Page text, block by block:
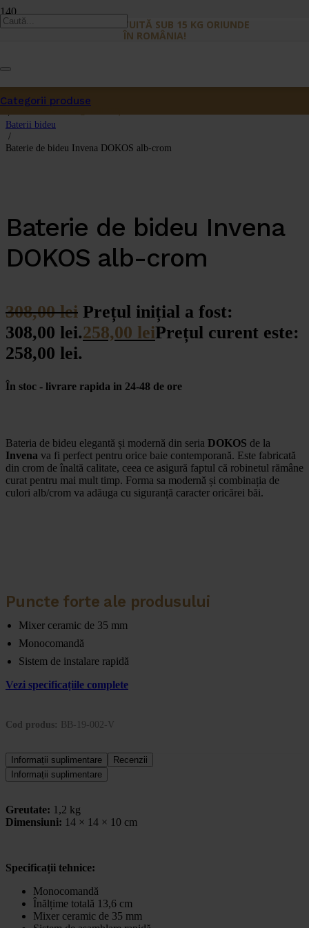
LIVRARE GRATUITĂ SUB 15 KG ORIUNDE
ÎN ROMÂNIA!
Produsa fost adăugat în coș.
Categorii produse
/
Baterii sanitare
/
Baterii bideu
/
Baterie de bideu Invena DOKOS alb-crom
Baterie de bideu Invena
DOKOS alb-crom
308,00lei Prețul inițial a fost:
308,00 lei.258,00 leiPrețul curent este:
258,00 lei.
În stoc - livrare rapida in 24-48 de ore
Bateria de bideu elegantă și modernă din seria DOKOS de la
Invena va fi perfect pentru orice baie contemporană. Este fabricată
din crom de înaltă calitate, ceea ce asigură faptul că robinetul rămâne
curat pentru mai mult timp. Forma sa modernă și combinația de
culori alb/crom va adăuga cu siguranță caracter oricărei băi.
Puncte forte ale produsului
Mixer ceramic de 35 mm
Monocomandă
Sistem de instalare rapidă
Vezi specificațiile complete
Cod produs: BB-19-002-V
Informații suplimentare
Recenzii
Informații suplimentare
Greutate: 1,2 kg
Dimensiuni: 14 × 14 × 10 cm
Specificații tehnice:
Monocomandă
Înălțime totală 13,6 cm
Mixer ceramic de 35 mm